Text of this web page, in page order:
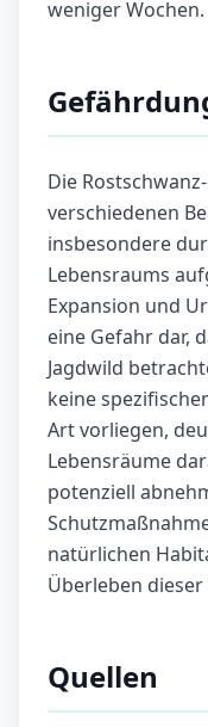
weniger Wochen.
Die
verschiedenen
insbesondere
Lebensraums
Expansion und
eine Gefahr dar,
Jagdwild
keine
Art vorliegen,
Lebensräume
potenziell
natürlichen
Überleben
Quellen